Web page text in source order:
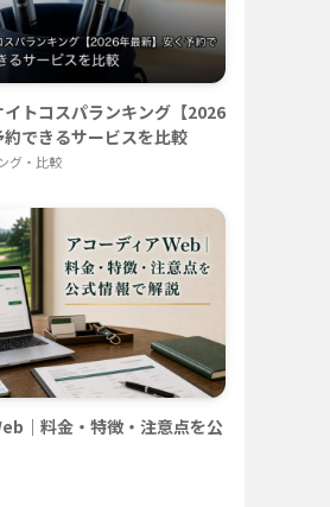
トコスパランキング【2026
できるサービスを比較
グ・比較
｜料金・特徴・注意点を公